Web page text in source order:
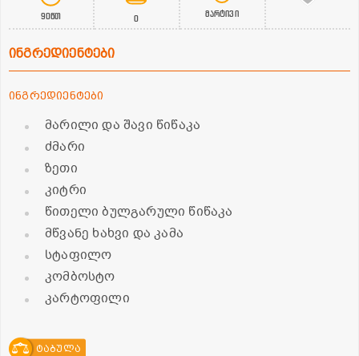
90წთ 0 მარტივი
ინგრედიენტები
ინგრედიენტები
მარილი და შავი წიწაკა
ძმარი
ზეთი
კიტრი
წითელი ბულგარული წიწაკა
მწვანე ხახვი და კამა
სტაფილო
კომბოსტო
კარტოფილი
ტაბულა